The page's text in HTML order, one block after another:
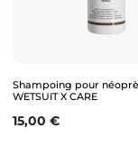
Shampoing pour
WETSUIT X CARE
Prix
15,00 €